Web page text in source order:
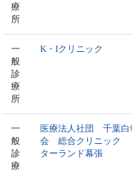
療
所
一
般
診
療
所
K・Iクリニック
一
般
診
療
医療法人社団 千葉白
会 総合クリニック
ターランド幕張